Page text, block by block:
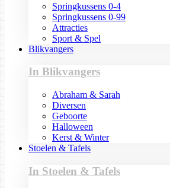
Springkussens 0-4
Springkussens 0-99
Attracties
Sport & Spel
Blikvangers
In Blikvangers
Abraham & Sarah
Diversen
Geboorte
Halloween
Kerst & Winter
Stoelen & Tafels
In Stoelen & Tafels